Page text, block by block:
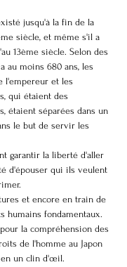
jusqu'à la fin de la
siècle, et même s'il a
13ème siècle. Selon des
au moins 680 ans, les
l'empereur et les
qui étaient des
étaient séparées dans un
le but de servir les
garantir la liberté d'aller
d'épouser qui ils veulent
et encore en train de
humains fondamentaux.
la compréhension des
de l'homme au Japon
un clin d'œil.